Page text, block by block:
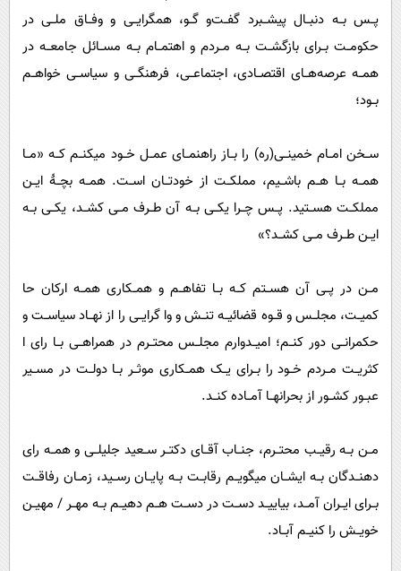
پــس بــه دنبــال پیشــبرد گفــت‌و گــو، همگرایــی و وفــاق ملــی در
حکومــت بــرای بازگشــت بــه مــردم و اهتمــام بــه مســائل جامعــه در
همــه عرصه‌هــای اقتصــادی، اجتماعــی، فرهنگــی و سیاســی خواهــم
بــود؛
ســخن امــام خمینــی(ره) را بــاز راهنمــای عمــل خــود میکنــم کــه «مــا
همــه بــا هــم باشــیم، مملکــت از خودتــان اســت. همــه بچــۀ ایــن
مملکــت هســتید. پــس چــرا یکــی بــه آن طــرف مــی کشــد، یکــی بــه
ایــن طــرف مــی کشــد؟»
مــن در پــی آن هســتم کــه بــا تفاهــم و همــکاری همــه ارکان حا
کمیــت، مجلــس و قــوه قضائیــه تنــش و وا گرایــی را از نهــاد سیاســت و
حکمرانــی دور کنــم؛ امیــدوارم مجلــس محتــرم در همراهــی بــا رای ا
کثریــت مــردم خــود را بــرای یــک همــکاری موثــر بــا دولــت در مســیر
عبــور کشــور از بحرانهــا آمــاده کنــد.
مــن بــه رقیــب محتــرم، جنــاب آقــای دکتــر ســعید جلیلــی و همــه رای
دهنــدگان بــه ایشــان میگویــم رقابــت بــه پایــان رســید، زمــان رفاقــت
بــرای ایــران آمــد، بیاییــد دســت در دســت هــم دهیــم بــه مهــر / مهیــن
خویــش را کنیــم آبــاد.